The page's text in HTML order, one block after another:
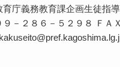
育庁義務教育課企画生徒指
９－２８６－５２９８ ＦＡ